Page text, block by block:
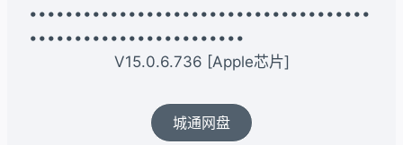
••••••••••••••••••••••••••••••••••••••
••••••••••••••••••••••••
V15.0.6.736 [Apple芯片]
城通网盘